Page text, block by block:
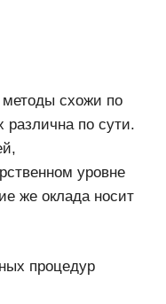
методы схожи по
различна по сути.
уровне
же оклада носит
процедур